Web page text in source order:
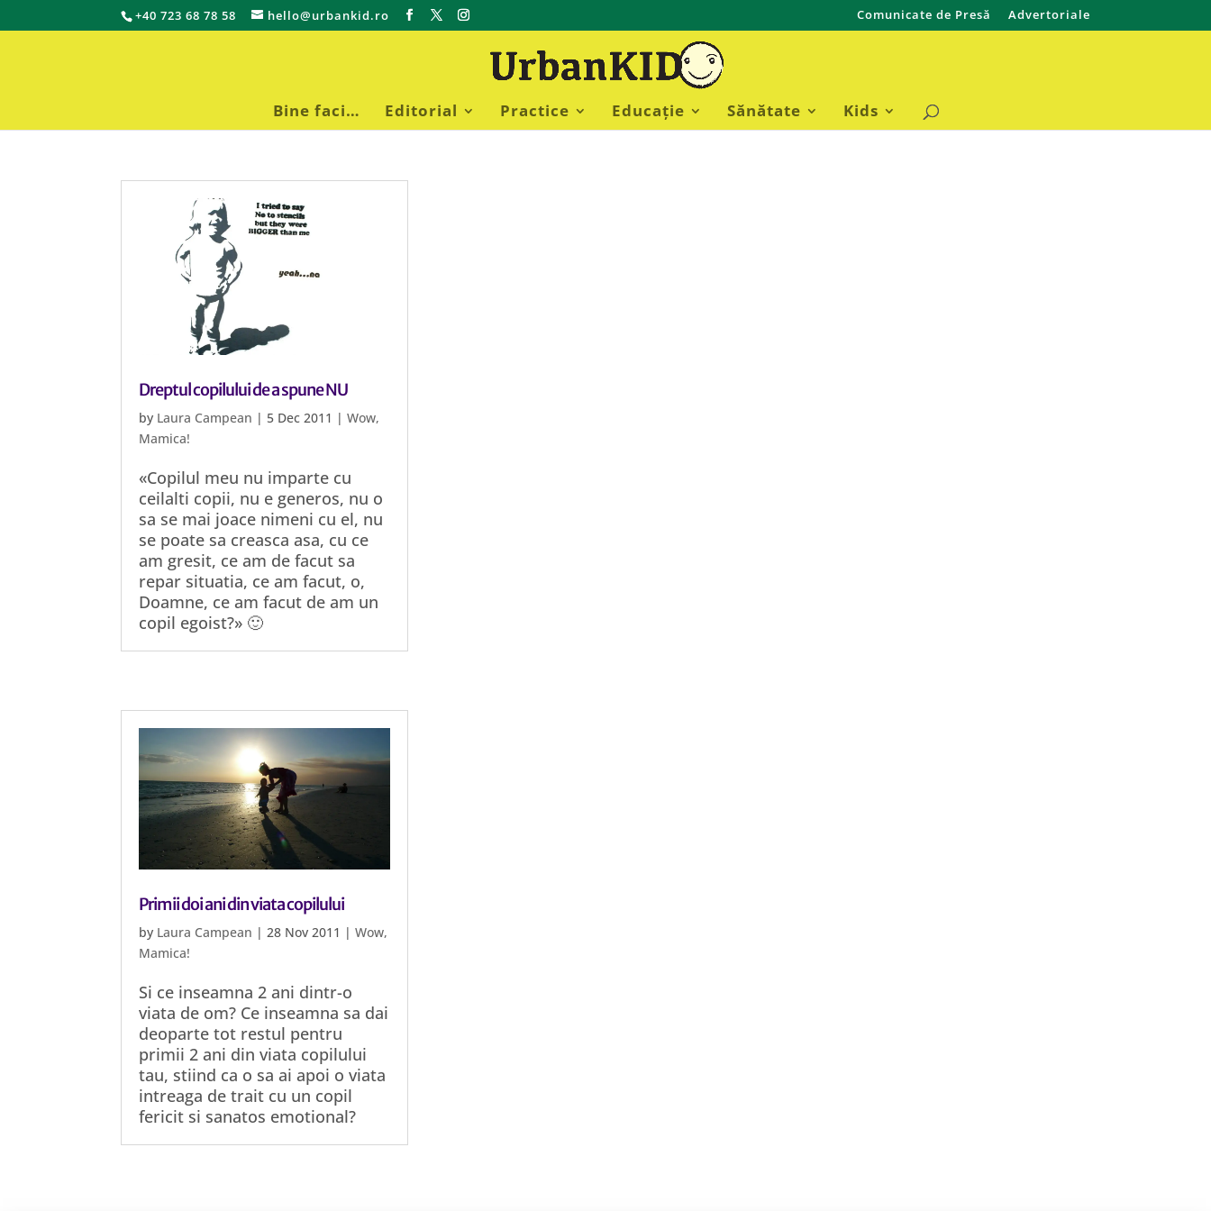
+40 723 68 78 58 hello@urbankid.ro Comunicate de Presă Advertoriale
Bine faci… Editorial Practice Educație Sănătate Kids
Dreptul copilului de a spune NU
by Laura Campean | 5 Dec 2011 |Wow,
Mamica!
«Copilul meu nu imparte cu
ceilalti copii, nu e generos, nu o
sa se mai joace nimeni cu el, nu
se poate sa creasca asa, cu ce
am gresit, ce am de facut sa
repar situatia, ce am facut, o,
Doamne, ce am facut de am un
copil egoist?» 🙂
Primii doi ani din viata copilului
by Laura Campean |28 Nov 2011 |Wow,
Mamica!
Si ce inseamna 2 ani dintr-o
viata de om? Ce inseamna sa dai
deoparte tot restul pentru
primii 2 ani din viata copilului
tau, stiind ca o sa ai apoi o viata
intreaga de trait cu un copil
fericit si sanatos emotional?